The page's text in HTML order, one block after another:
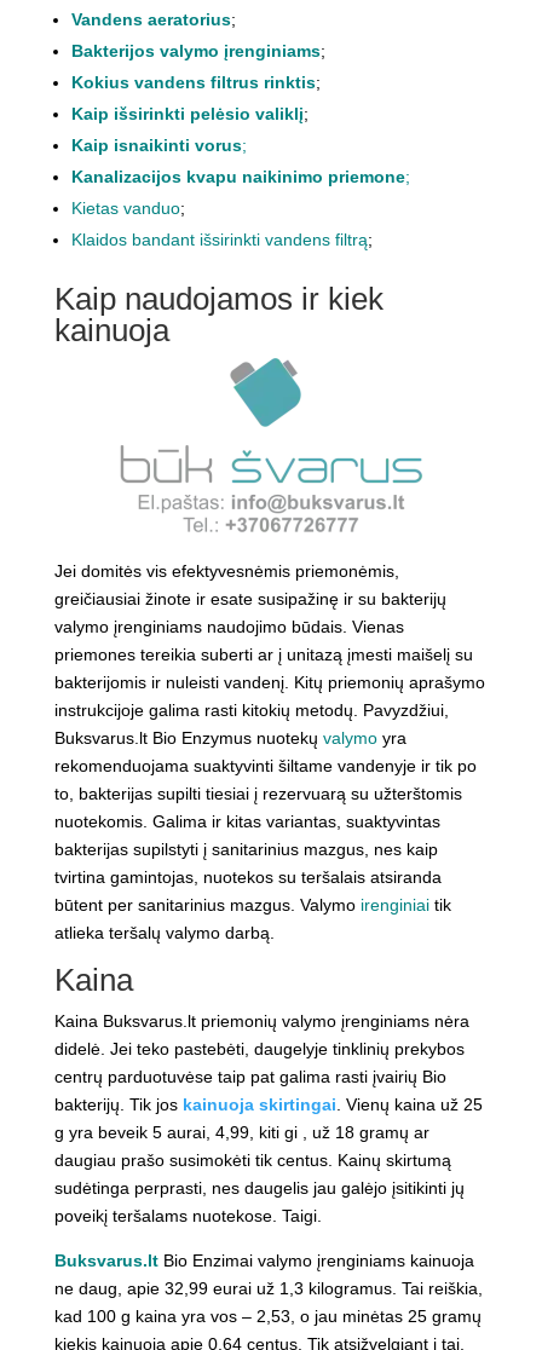
Vandens aeratorius;
Bakterijos valymo įrenginiams;
Kokius vandens filtrus rinktis;
Kaip išsirinkti pelėsio valiklį;
Kaip isnaikinti vorus;
Kanalizacijos kvapu naikinimo priemone;
Kietas vanduo;
Klaidos bandant išsirinkti vandens filtrą;
Kaip naudojamos ir kiek
kainuoja
Jei domitės vis efektyvesnėmis priemonėmis,
greičiausiai žinote ir esate susipažinę ir su bakterijų
valymo įrenginiams naudojimo būdais. Vienas
priemones tereikia suberti ar į unitazą įmesti maišelį su
bakterijomis ir nuleisti vandenį. Kitų priemonių aprašymo
instrukcijoje galima rasti kitokių metodų. Pavyzdžiui,
Buksvarus.lt Bio Enzymus nuotekų valymoyra
rekomenduojama suaktyvinti šiltame vandenyje ir tik po
to, bakterijas supilti tiesiai į rezervuarą su užterštomis
nuotekomis. Galima ir kitas variantas, suaktyvintas
bakterijas supilstyti į sanitarinius mazgus, nes kaip
tvirtina gamintojas, nuotekos su teršalais atsiranda
būtent per sanitarinius mazgus. Valymo irenginiaitik
atlieka teršalų valymo darbą.
Kaina
Kaina Buksvarus.lt priemonių valymo įrenginiams nėra
didelė. Jei teko pastebėti, daugelyje tinklinių prekybos
centrų parduotuvėse taip pat galima rasti įvairių Bio
bakterijų. Tik jos kainuoja skirtingai . Vienų kaina už 25
g yra beveik 5 aurai, 4,99, kiti gi , už 18 gramų ar
daugiau prašo susimokėti tik centus. Kainų skirtumą
sudėtinga perprasti, nes daugelis jau galėjo įsitikinti jų
poveikį teršalams nuotekose. Taigi.
Buksvarus.ltBio Enzimai valymo įrenginiams kainuoja
ne daug, apie 32,99 eurai už 1,3 kilogramus. Tai reiškia,
kad 100 g kaina yra vos – 2,53, o jau minėtas 25 gramų
kiekis kainuoja apie 0,64 centus. Tik atsižvelgiant į tai,